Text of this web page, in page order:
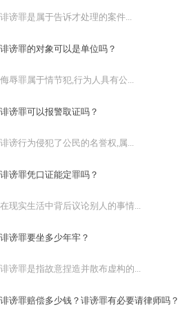
诽谤罪是属于告诉才处理的案件...
诽谤罪的对象可以是单位吗？
侮辱罪属于情节犯,行为人具有公...
诽谤罪可以报警取证吗？
诽谤行为侵犯了公民的名誉权,属...
诽谤罪凭口证能定罪吗？
在现实生活中背后议论别人的事情...
诽谤罪要坐多少年牢？
诽谤罪是指故意捏造并散布虚构的...
诽谤罪赔偿多少钱？诽谤罪有必要请律师吗？